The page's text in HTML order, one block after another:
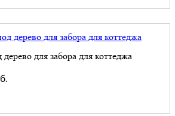
для забора для коттеджа